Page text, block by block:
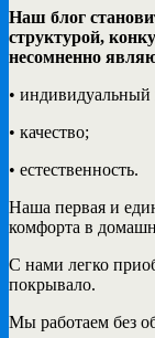
Наш блог
структурой,
несомненно
• индивидуальный
• качество;
• естественность.
Наша первая и
комфорта в
С нами легко
покрывало.
Мы работаем без